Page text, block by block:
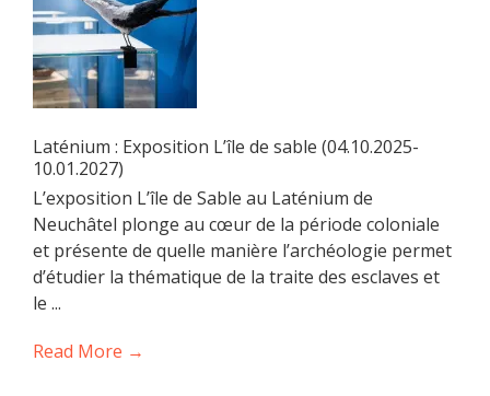
Laténium : Exposition L’île de sable (04.10.2025-
10.01.2027)
L’exposition L’île de Sable au Laténium de
Neuchâtel plonge au cœur de la période coloniale
et présente de quelle manière l’archéologie permet
d’étudier la thématique de la traite des esclaves et
le ...
Read More →